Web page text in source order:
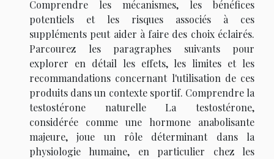
Comprendre les mécanismes, les bénéfices
potentiels et les risques associés à ces
suppléments peut aider à faire des choix éclairés.
Parcourez les paragraphes suivants pour
explorer en détail les effets, les limites et les
recommandations concernant l'utilisation de ces
produits dans un contexte sportif. Comprendre la
testostérone naturelle La testostérone,
considérée comme une hormone anabolisante
majeure, joue un rôle déterminant dans la
physiologie humaine, en particulier chez les